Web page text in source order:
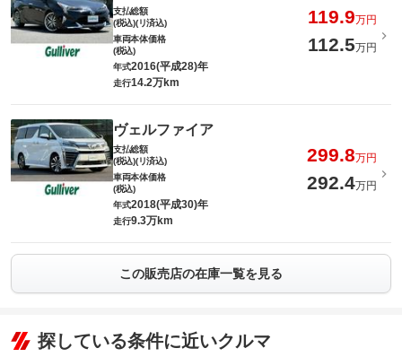
支払総額
(税込)(リ済込)
119.9万円
車両本体価格
(税込)
112.5万円
年式2016(平成28)年
走行14.2万km
ヴェルファイア
支払総額
(税込)(リ済込)
299.8万円
車両本体価格
(税込)
292.4万円
年式2018(平成30)年
走行9.3万km
この販売店の在庫一覧を見る
探している条件に近いクルマ